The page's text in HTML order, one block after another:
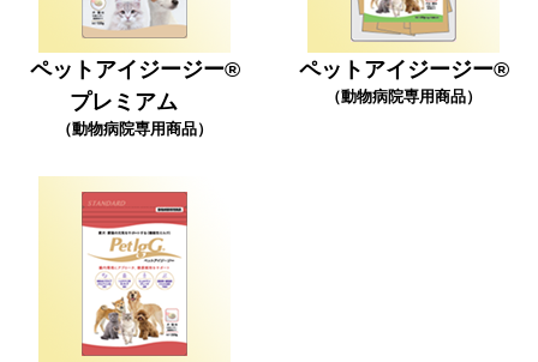
ペットアイジージー®
プレミアム
（動物病院専用商品）
ペットアイジージー®
（動物病院専用商品）